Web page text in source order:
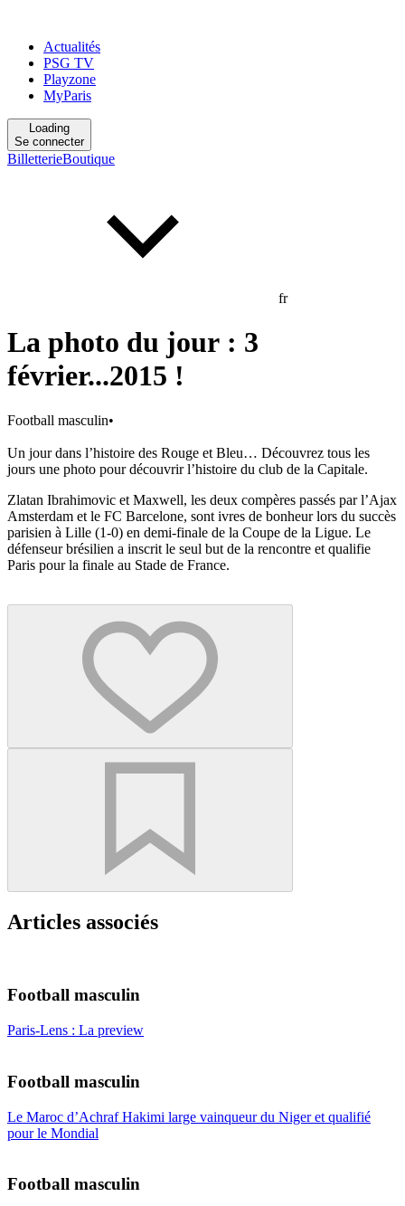
Actualités
PSG TV
Playzone
MyParis
Loading
Se connecter
BilletterieBoutique
fr
La photo du jour : 3
février...2015 !
Football masculin•
Un jour dans l’histoire des Rouge et Bleu… Découvrez tous les
jours une photo pour découvrir l’histoire du club de la Capitale.
Zlatan Ibrahimovic et Maxwell, les deux compères passés par l’Ajax
Amsterdam et le FC Barcelone, sont ivres de bonheur lors du succès
parisien à Lille (1-0) en demi-finale de la Coupe de la Ligue. Le
défenseur brésilien a inscrit le seul but de la rencontre et qualifie
Paris pour la finale au Stade de France.
Articles associés
Football masculin
Paris-Lens : La preview
Football masculin
Le Maroc d’Achraf Hakimi large vainqueur du Niger et qualifié
pour le Mondial
Football masculin